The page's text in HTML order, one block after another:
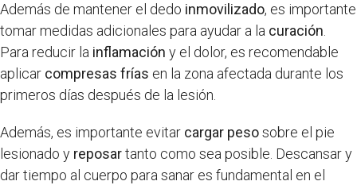
Además de mantener el dedo inmovilizado, es importante
tomar medidas adicionales para ayudar a la curación.
Para reducir la inflamación y el dolor, es recomendable
aplicar compresas frías en la zona afectada durante los
primeros días después de la lesión.
Además, es importante evitar cargar pesosobre el pie
lesionado y reposartanto como sea posible. Descansar y
dar tiempo al cuerpo para sanar es fundamental en el